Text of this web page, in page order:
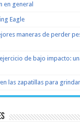
en general
Eagle
maneras de perder
de bajo impacto:
las zapatillas para